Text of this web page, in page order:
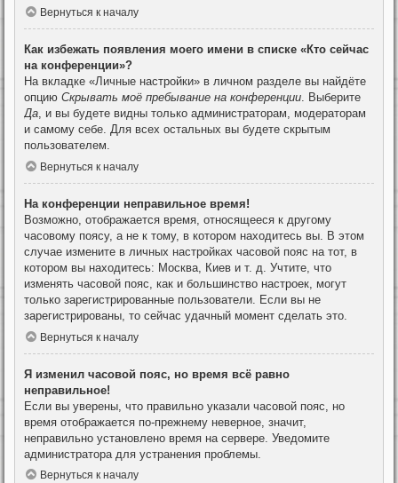
Вернуться к началу
Как избежать появления моего имени в списке «Кто сейчас
на конференции»?
На вкладке «Личные настройки» в личном разделе вы найдёте
опцию Скрывать моё пребывание на конференции. Выберите
Да, и вы будете видны только администраторам, модераторам
и самому себе. Для всех остальных вы будете скрытым
пользователем.
Вернуться к началу
На конференции неправильное время!
Возможно, отображается время, относящееся к другому
часовому поясу, а не к тому, в котором находитесь вы. В этом
случае измените в личных настройках часовой пояс на тот, в
котором вы находитесь: Москва, Киев и т. д. Учтите, что
изменять часовой пояс, как и большинство настроек, могут
только зарегистрированные пользователи. Если вы не
зарегистрированы, то сейчас удачный момент сделать это.
Вернуться к началу
Я изменил часовой пояс, но время всё равно
неправильное!
Если вы уверены, что правильно указали часовой пояс, но
время отображается по-прежнему неверное, значит,
неправильно установлено время на сервере. Уведомите
администратора для устранения проблемы.
Вернуться к началу